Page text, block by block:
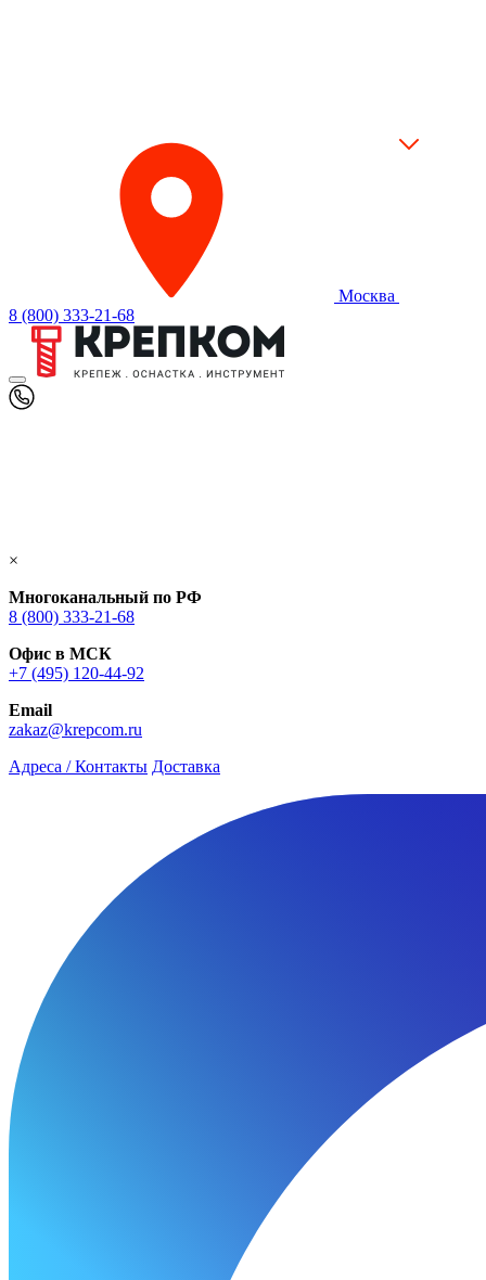
Москва
8 (800) 333-21-68
×
Многоканальный по РФ
8 (800) 333‑21-68
Офис в МСК
+7 (495) 120-44-92
Email
zakaz@krepcom.ru
Адреса / Контакты Доставка